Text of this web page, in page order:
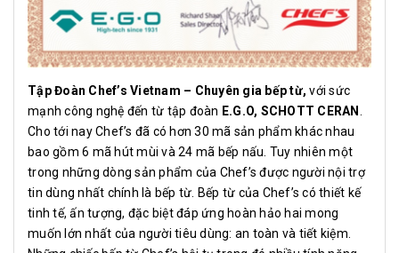
Tập Đoàn Chef’s Vietnam – Chuyên gia bếp từ, với sức
mạnh công nghệ đến từ tập đoàn E.G.O, SCHOTT CERAN
Cho tới nay Chef’s đã có hơn 30 mã sản phẩm khác nhau
bao gồm 6 mã hút mùi và 24 mã bếp nấu. Tuy nhiên một
trong những dòng sản phẩm của Chef’s được người nội trợ
tin dùng nhất chính là bếp từ. Bếp từ của Chef’s có thiết kế
tinh tế, ấn tượng, đặc biệt đáp ứng hoàn hảo hai mong
muốn lớn nhất của người tiêu dùng: an toàn và tiết kiệm.